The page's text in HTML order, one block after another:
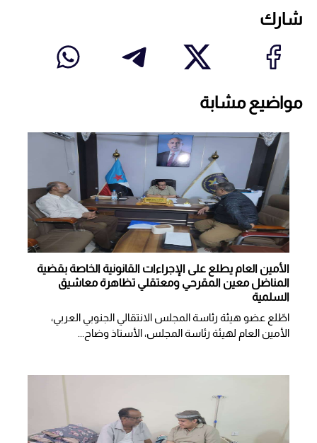
شارك
مواضيع مشابة
الأمين العام يطلع على الإجراءات القانونية الخاصة بقضية
المناضل معين المقرحي ومعتقلي تظاهرة معاشيق
السلمية
اطّلع عضو هيئة رئاسة المجلس الانتقالي الجنوبي العربي،
الأمين العام لهيئة رئاسة المجلس، الأستاذ وضاح...